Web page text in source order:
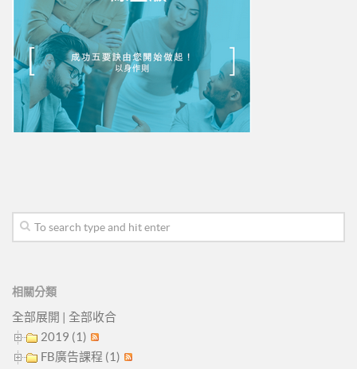
相關分類
全部展開 | 全部收合
2019 (1)
FB廣告課程 (1)